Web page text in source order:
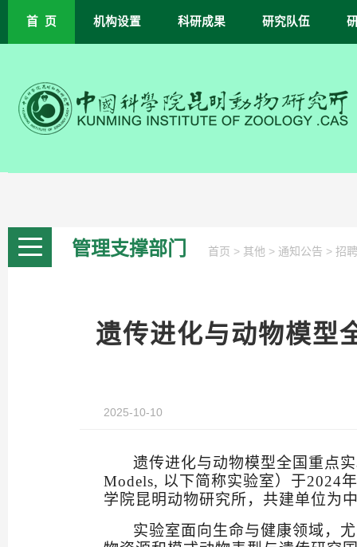
首 页 机构设置 科研成果 研究队伍
管理支撑部门 首页 > 其他 > 通知公告 > 招聘
遗传进化与动物模型
2025-10-10
遗传进化与动物模型全国重点
Models, 以下简称实验室）于2024年
学院昆明动物研究所，共建单位为
实验室面向生命与健康领域，